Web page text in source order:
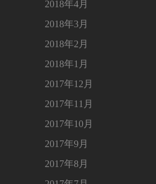
2018年4月
2018年3月
2018年2月
2018年1月
2017年12月
2017年11月
2017年10月
2017年9月
2017年8月